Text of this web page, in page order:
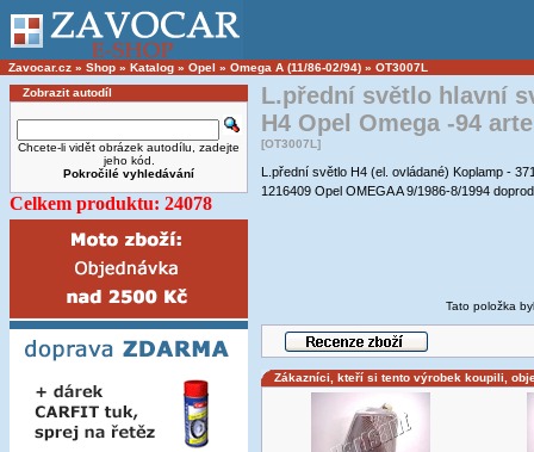
Zavocar.cz » Shop » Katalog » Opel » Omega A (11/86-02/94) » OT3007L
Zobrazit autodíl
Chcete-li vidět obrázek autodílu, zadejte
jeho kód.
Pokročilé vyhledávání
Celkem produktu: 24078
L.přední světlo hlavní
H4 Opel Omega -94
[OT3007L]
L.přední světlo H4 (el. ovládané) Koplamp -
1216409 Opel OMEGA A 9/1986-8/1994
Tato položka
Zákazníci, kteří si tento výrobek koupili,